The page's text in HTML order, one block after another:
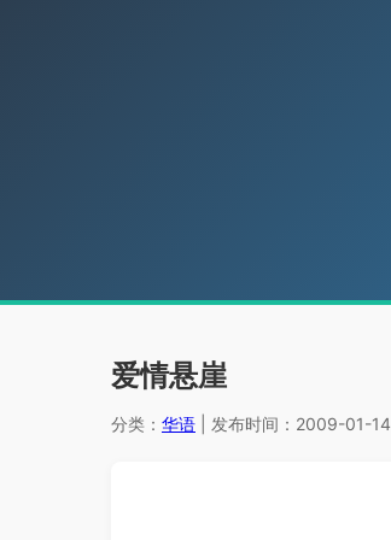
爱情悬崖
分类： 华语 | 发布时间：2009-01-14